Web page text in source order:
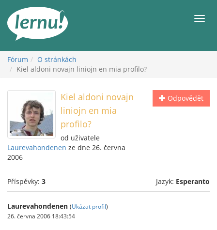
obsahu
Fórum
O stránkách
Kiel aldoni novajn liniojn en mia profilo?
Odpovědět
Kiel aldoni novajn
liniojn en mia
profilo?
od uživatele
Laurevahondenen ze dne 26. června
2006
Příspěvky: 3 Jazyk: Esperanto
Laurevahondenen (Ukázat profil)
26. června 2006 18:43:54